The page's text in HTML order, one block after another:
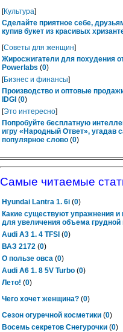
[Культура]
Сделайте приятное себе,
купив букет из красивых
[Советы для женщин]
Жиросжигатели для похудения
Powerlabs (0)
[Бизнес и финансы]
Производство и оптовые
IDGI (0)
[Это интересно]
Попробуйте бесплатную
игру «Народный Ответ», угадав
популярное слово (0)
Самые читаемые
Hyundai Lantra 1. 6i (0)
Какие существуют упражнения
для увеличения объема грудной
Audi A3 1. 4 TFSI (0)
ВАЗ 2172 (0)
О пользе овса (0)
Audi A6 1. 8 5V Turbo (0)
Лето! (0)
Чего хочет женщина? (0)
Сезон огуречной косметики (0)
Восемь секретов Снегурочки (0)